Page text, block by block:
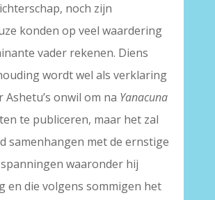
noch zijn
konden op veel waardering
vader rekenen. Diens
wordt wel als verklaring
Ashetu’s onwil om na Yanacuna
te publiceren, maar het zal
samenhangen met de ernstige
waaronder hij
en die volgens sommigen het